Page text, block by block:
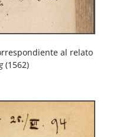
al relato
(1562)